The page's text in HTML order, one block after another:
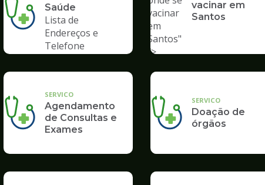
Saúde
Lista de
Endereços e
Telefone
vacinar
em
Santos"
/>
vacinar em
Santos
SERVICO
Agendamento
de Consultas e
Exames
SERVICO
Doação de
órgãos